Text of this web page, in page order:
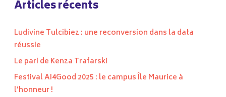
Articles récents
Ludivine Tulcibiez : une reconversion dans la data
réussie
Le pari de Kenza Trafarski
Festival AI4Good 2025 : le campus Île Maurice à
l’honneur !